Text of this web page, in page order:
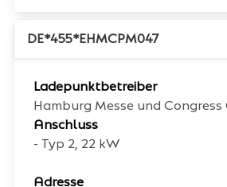
DE*455*EHMCPM047
Ladepunktbetreiber
Hamburg Messe und Congress
Anschluss
- Typ 2, 22 kW
Adresse